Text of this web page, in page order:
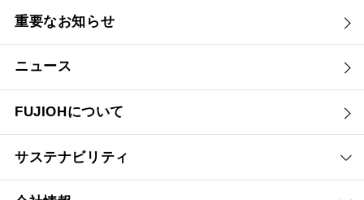
重要なお知らせ
ニュース
FUJIOHについて
サステナビリティ